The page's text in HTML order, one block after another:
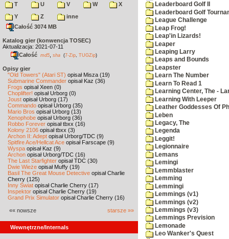
T
U V W
X
Y
Z
inne
Całość 3074 MB
Katalog gier (konwencja TOSEC)
Aktualizacja: 2021-07-11
Całość md5 sha (7-Zip TUGZip)
Opisy gier
"Old Towers" (Atari ST) opisał Misza (19)
Submarine Commander opisał Kaz (36)
Frogs opisał Xeen (0)
Choplifter! opisał Urborg (0)
Joust opisał Urborg (17)
Commando opisał Urborg (35)
Mario Bros opisał Urborg (13)
Xenophobe opisał Urborg (36)
Robbo Forever opisał tbxx (16)
Kolony 2106 opisał tbxx (3)
Archon II: Adept opisał Urborg/TDC (9)
Spitfire Ace/Hellcat Ace opisał Farscape (9)
Wyspa opisał Kaz (9)
Archon opisał Urborg/TDC (16)
The Last Starfighter opisał TDC (30)
Dwie Wieże opisał Muffy (19)
Basil The Great Mouse Detective opisał Charlie
Cherry (125)
Inny Świat opisał Charlie Cherry (17)
Inspektor opisał Charlie Cherry (19)
Grand Prix Simulator opisał Charlie Cherry (16)
«« nowsze starsze »»
Wewnętrzne/Internals
Leaderboard Golf II
Leaderboard Golf
League Challenge
Leap Frog!
Leap'in Lizards!
Leaper
Leaping Larry
Leaps and Bounds
Leapster
Learn The Number
Learn To Read 1
Learning Center, The -
Learning With Leeper
Leather Goddesses Of
Leben
Legacy, The
Legenda
Leggit!
Legionnaire
Lemans
Lemingi
Lemmblaster
Lemming
Lemmingi
Lemmings (v1)
Lemmings (v2)
Lemmings (v3)
Lemmings Prevision
Lemonade
Leo Wanker's Quest